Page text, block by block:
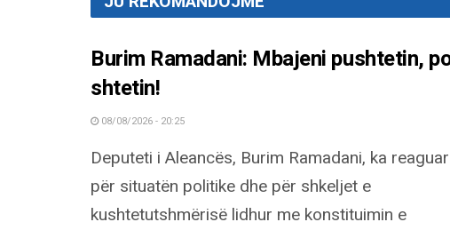
Burim Ramadani: Mbajeni pushtetin,
shtetin!
08/08/2026 - 20:25
Deputeti i Aleancës, Burim Ramadani, ka reaguar
për situatën politike dhe për shkeljet e
kushtetutshmërisë lidhur me konstituimin e